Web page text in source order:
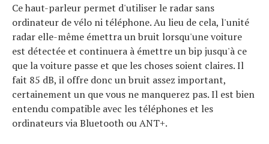
Ce haut-parleur permet d'utiliser le radar sans
ordinateur de vélo ni téléphone. Au lieu de cela, l'unité
radar elle-même émettra un bruit lorsqu'une voiture
est détectée et continuera à émettre un bip jusqu'à ce
que la voiture passe et que les choses soient claires. Il
fait 85 dB, il offre donc un bruit assez important,
certainement un que vous ne manquerez pas. Il est bien
entendu compatible avec les téléphones et les
ordinateurs via Bluetooth ou ANT+.